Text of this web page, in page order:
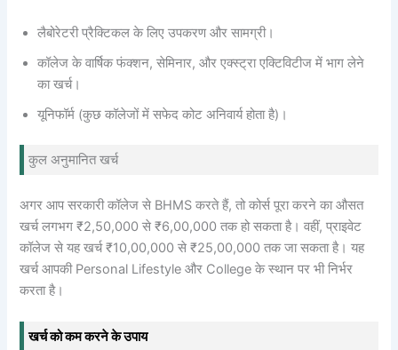
लैबोरेटरी प्रैक्टिकल के लिए उपकरण और सामग्री।
कॉलेज के वार्षिक फंक्शन, सेमिनार, और एक्स्ट्रा एक्टिविटीज में भाग लेने
का खर्च।
यूनिफॉर्म (कुछ कॉलेजों में सफेद कोट अनिवार्य होता है)।
कुल अनुमानित खर्च
अगर आप सरकारी कॉलेज से BHMS करते हैं, तो कोर्स पूरा करने का औसत
खर्च लगभग ₹2,50,000 से ₹6,00,000 तक हो सकता है। वहीं, प्राइवेट
कॉलेज से यह खर्च ₹10,00,000 से ₹25,00,000 तक जा सकता है। यह
खर्च आपकी Personal Lifestyle और College के स्थान पर भी निर्भर
करता है।
खर्च को कम करने के उपाय